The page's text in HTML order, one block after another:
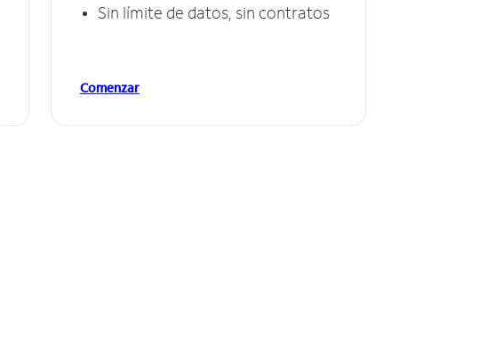
Sin límite de datos, sin contratos
Comenzar